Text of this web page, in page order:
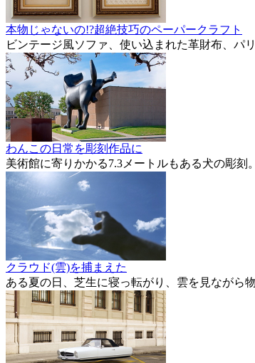
本物じゃないの!?超絶技巧のペーパークラフト
ビンテージ風ソファ、使い込まれた革財布、パ
わんこの日常を彫刻作品に
美術館に寄りかかる7.3メートルもある犬の彫刻
クラウド(雲)を捕まえた
ある夏の日、芝生に寝っ転がり、雲を見ながら